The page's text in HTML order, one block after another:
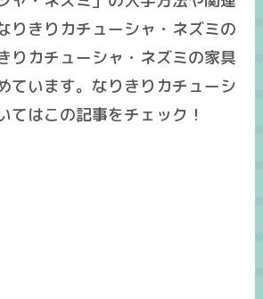
りきりカチューシャ・ネズミの
りカチューシャ・ネズミの家具
ています。なりきりカチューシ
てはこの記事をチェック！